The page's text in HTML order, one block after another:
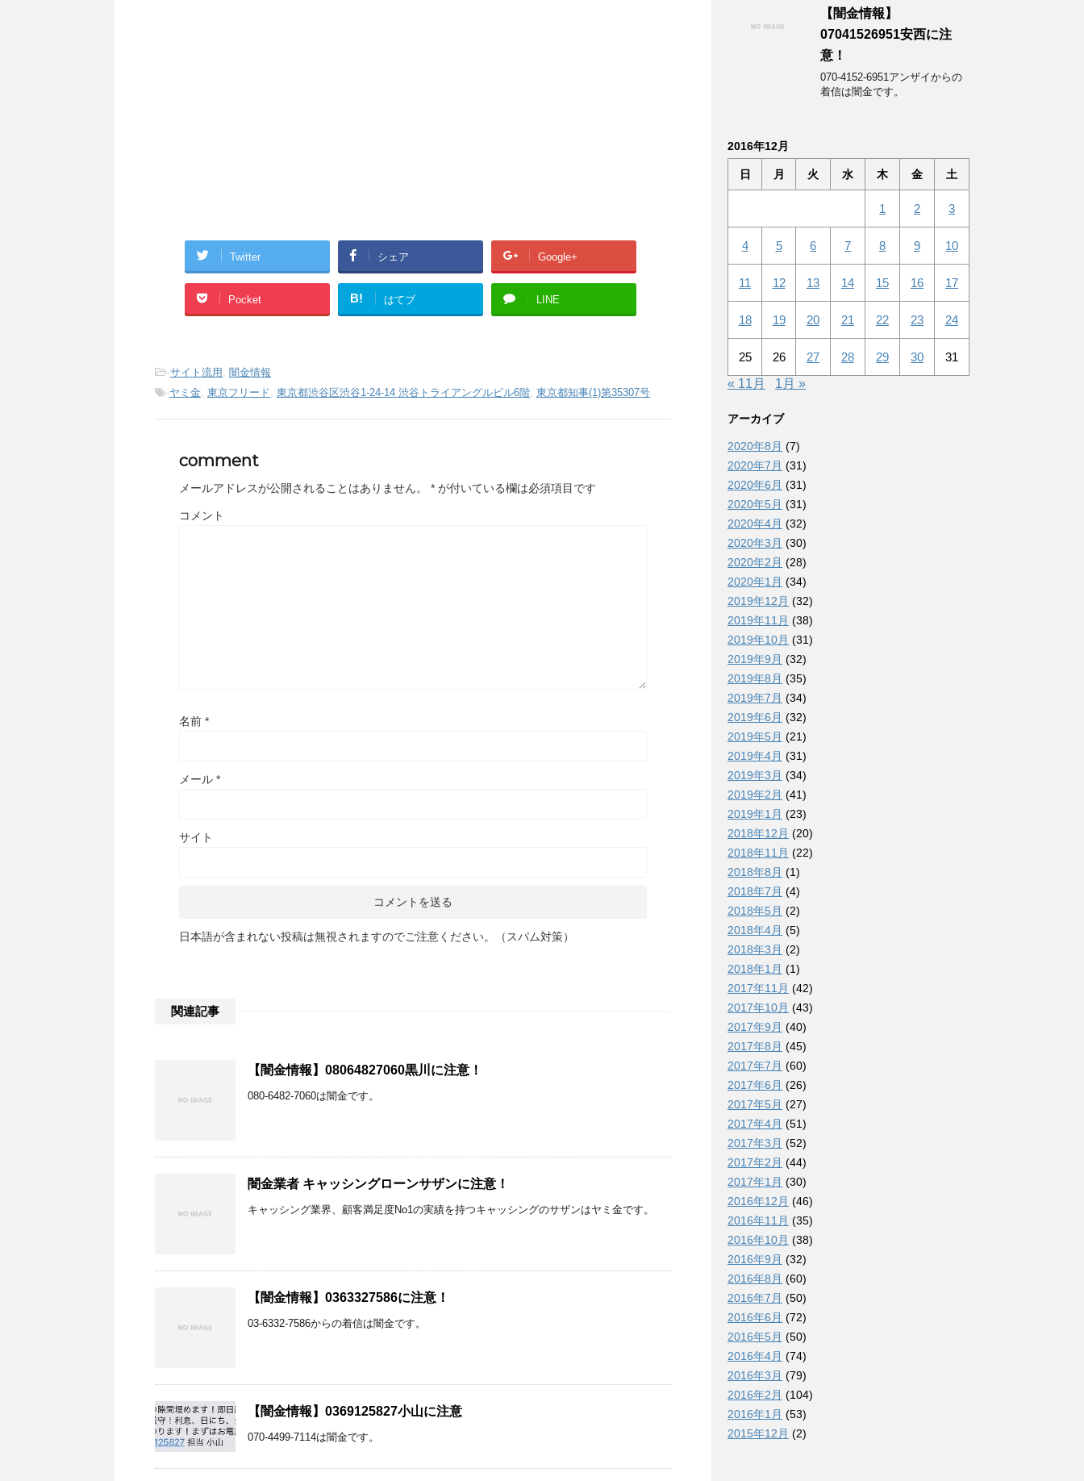
Twitter シェア Google+
Pocket B! はてブ LINE
-サイト流用 , 闇金情報
-ヤミ金, 東京フリード, 東京都渋谷区渋谷1-24-14 渋谷トライアングルビル6階, 東京都知事(1)第35307号
comment
メールアドレスが公開されることはありません。 * が付いている欄は必須項目です
コメント
名前 *
メール *
サイト
日本語が含まれない投稿は無視されますのでご注意ください。（スパム対策）
関連記事
【闇金情報】08064827060黒川に注意！
080-6482-7060は闇金です。
闇金業者 キャッシングローンサザンに注意！
キャッシング業界、顧客満足度No1の実績を持つキャッシングのサザンはヤミ金です。
【闇金情報】0363327586に注意！
03-6332-7586からの着信は闇金です。
【闇金情報】0369125827小山に注意
070-4499-7114は闇金です。
【闇金情報】
07041526951安西に注
意！
070-4152-6951アンザイからの
着信は闇金です。
2016年12月
日 月 火 水 木 金 土
1 2 3
4 5 6 7 8 9 10
11 12 13 14 15 16 17
18 19 20 21 22 23 24
25 26 27 28 29 30
31
« 11月
1月 »
アーカイブ
2020年8月 (7)
2020年7月 (31)
2020年6月 (31)
2020年5月 (31)
2020年4月 (32)
2020年3月 (30)
2020年2月 (28)
2020年1月 (34)
2019年12月 (32)
2019年11月 (38)
2019年10月 (31)
2019年9月 (32)
2019年8月 (35)
2019年7月 (34)
2019年6月 (32)
2019年5月 (21)
2019年4月 (31)
2019年3月 (34)
2019年2月 (41)
2019年1月 (23)
2018年12月 (20)
2018年11月 (22)
2018年8月 (1)
2018年7月 (4)
2018年5月 (2)
2018年4月 (5)
2018年3月 (2)
2018年1月 (1)
2017年11月 (42)
2017年10月 (43)
2017年9月 (40)
2017年8月 (45)
2017年7月 (60)
2017年6月 (26)
2017年5月 (27)
2017年4月 (51)
2017年3月 (52)
2017年2月 (44)
2017年1月 (30)
2016年12月 (46)
2016年11月 (35)
2016年10月 (38)
2016年9月 (32)
2016年8月 (60)
2016年7月 (50)
2016年6月 (72)
2016年5月 (50)
2016年4月 (74)
2016年3月 (79)
2016年2月 (104)
2016年1月 (53)
2015年12月 (2)